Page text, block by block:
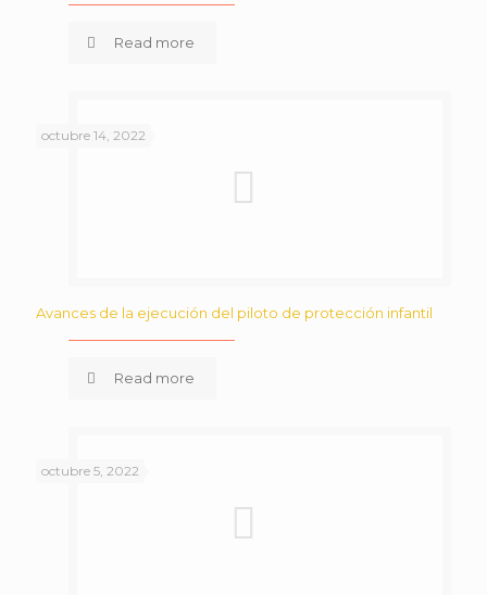
Read more
octubre 14, 2022
Avances de la ejecución del piloto de protección infantil
Read more
octubre 5, 2022